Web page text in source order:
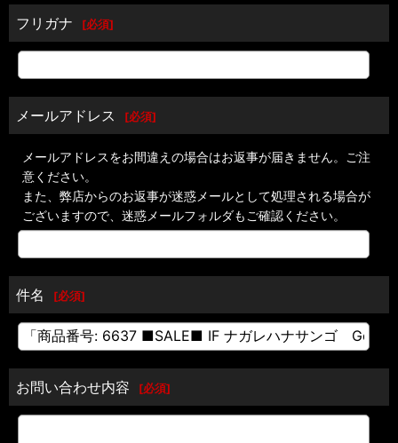
フリガナ [必須]
メールアドレス [必須]
メールアドレスをお間違えの場合はお返事が届きません。ご注
意ください。
また、弊店からのお返事が迷惑メールとして処理される場合が
ございますので、迷惑メールフォルダもご確認ください。
件名 [必須]
お問い合わせ内容 [必須]